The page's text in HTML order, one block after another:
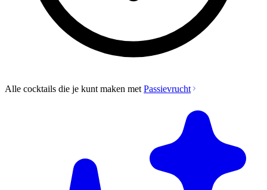
Alle cocktails die je kunt maken met Passievrucht